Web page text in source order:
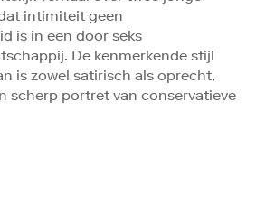
intimiteit geen
is in een door seks
De kenmerkende stijl
is zowel satirisch als oprecht,
scherp portret van conservatieve